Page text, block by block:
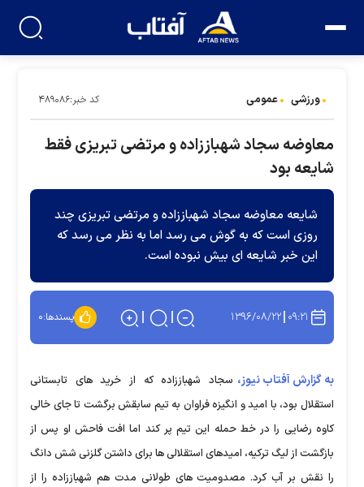
ورزشی عمومی کد خبر:۴۸۹۰۸۶
معاوضه سجاد شهباززاده و مرتضی تبریزی فقط
شایعه بود
شایعه معاوضه سجاد شهباززاده و مرتضی تبریزی چند
روزی است که به گوش می رسد اما به نظر می رسد که
این خبر شایعه ای بیش نبوده است.
۰۹:۲۱ ۱۳۹۶/۰۸/۲۲ پسندها:۰
به گزارش آفتاب نیوز، سجاد شهباززاده که از خرید های تابستانی
استقلال بود، با امید و انگیزه فراوان به تیم سابقش برگشت تا جای خالی
کاوه رضایی را در خط حمله این تیم پر کند اما افت فاحش او پس از
بازگشت از لیگ ترکیه، امیدهای استقلالی ها برای داشتن گلزنی شش دانگ
را نقش بر آب کرد. مصدومیت های طولانی مدت هم شهباززاده را از